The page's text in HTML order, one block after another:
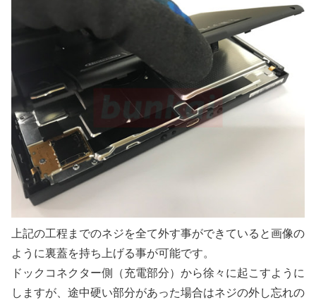
上記の工程までのネジを全て外す事ができていると画像の
ように裏蓋を持ち上げる事が可能です。
ドックコネクター側（充電部分）から徐々に起こすように
しますが、途中硬い部分があった場合はネジの外し忘れの